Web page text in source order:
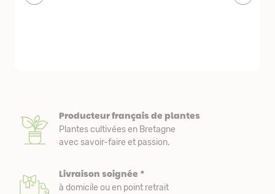
livraison
Producteur français de plantes
Plantes cultivées en Bretagne
avec savoir-faire et passion.
Livraison soignée *
à domicile ou en point retrait